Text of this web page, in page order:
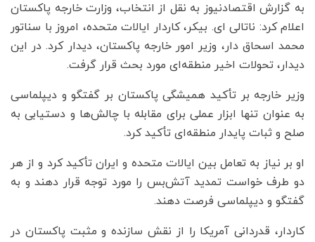
به گزارش اقتصادنیوز به نقل از انتخاب، وزارت خارجه پاکستان
اعلام کرد: ناتالی ای. بیکر، کاردار ایالات متحده، امروز با سناتور
محمد اسحاق دار، وزیر امور خارجه پاکستان، دیدار کرد. در این
دیدار، تحولات اخیر منطقه‌ای مورد بحث قرار گرفت.
وزیر خارجه بر تأکید همیشگی پاکستان بر گفتگو و دیپلماسی
به عنوان تنها ابزار عملی برای مقابله با چالش‌ها و دستیابی به
صلح و ثبات پایدار منطقه‌ای تأکید کرد.
او بر نیاز به تعامل بین ایالات متحده و ایران تأکید کرد و از هر
دو طرف خواست تمدید آتش‌بس را مورد توجه قرار دهند و به
گفتگو و دیپلماسی فرصت دهند.
کاردار، قدردانی آمریکا را از نقش سازنده و مثبت پاکستان در